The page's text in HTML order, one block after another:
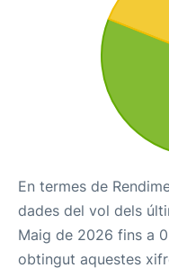
En termes de
dades del vol dels
Maig de 2026 fins a
obtingut aquestes